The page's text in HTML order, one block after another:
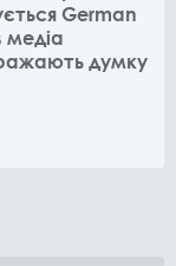
German
медіа
думку